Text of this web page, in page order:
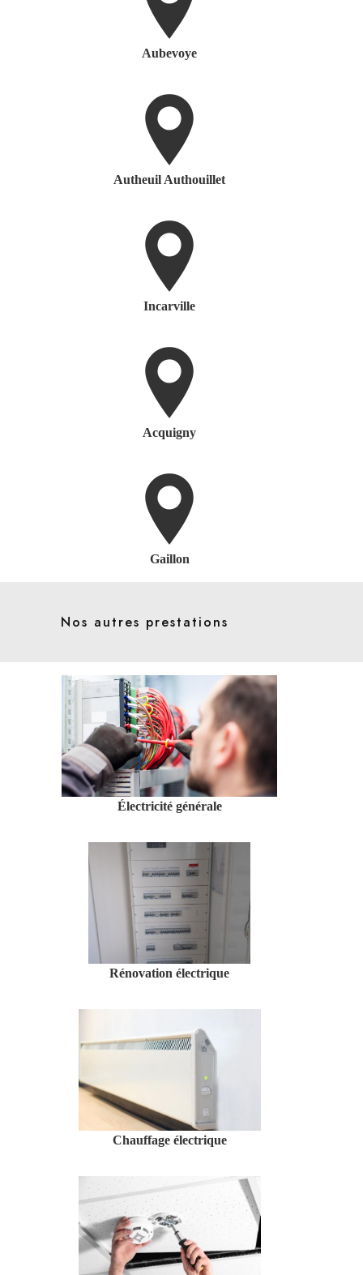
Aubevoye
Autheuil Authouillet
Incarville
Acquigny
Gaillon
Nos autres prestations
Électricité générale
Rénovation électrique
Chauffage électrique